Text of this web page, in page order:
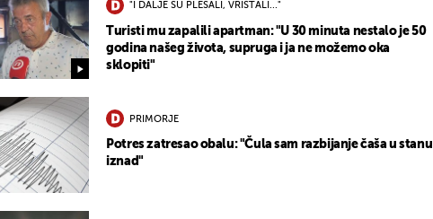
"I DALJE SU PLESALI, VRIŠTALI..."
Turisti mu zapalili apartman: "U 30 minuta nestalo je 50
godina našeg života, supruga i ja ne možemo oka
sklopiti"
PRIMORJE
Potres zatresao obalu: "Čula sam razbijanje čaša u stanu
iznad"